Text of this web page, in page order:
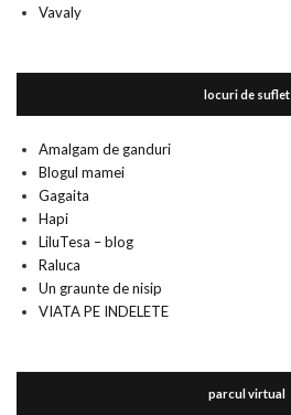
Vavaly
locuri de suflet
Amalgam de ganduri
Blogul mamei
Gagaita
Hapi
LiluTesa – blog
Raluca
Un graunte de nisip
VIATA PE INDELETE
parcul virtual